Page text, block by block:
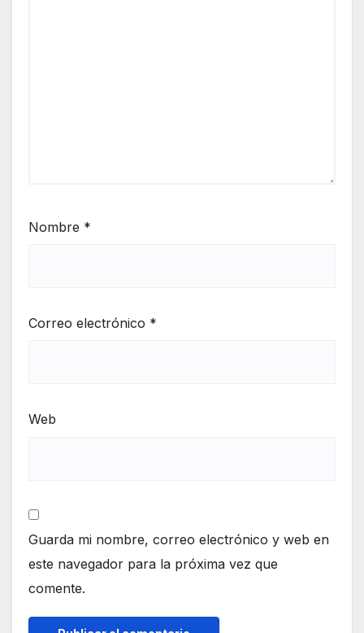
Nombre *
Correo electrónico *
Web
Guarda mi nombre, correo electrónico y web en
este navegador para la próxima vez que
comente.